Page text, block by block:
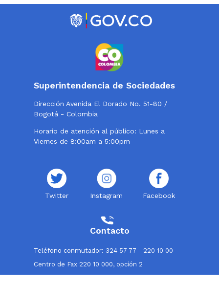
Superintendencia de Sociedades
Dirección Avenida El Dorado No. 51-80 /
Bogotá - Colombia
Horario de atención al público: Lunes a
Viernes de 8:00am a 5:00pm
Twitter Instagram Facebook
Contacto
Teléfono conmutador: 324 57 77 - 220 10 00
Centro de Fax 220 10 000, opción 2